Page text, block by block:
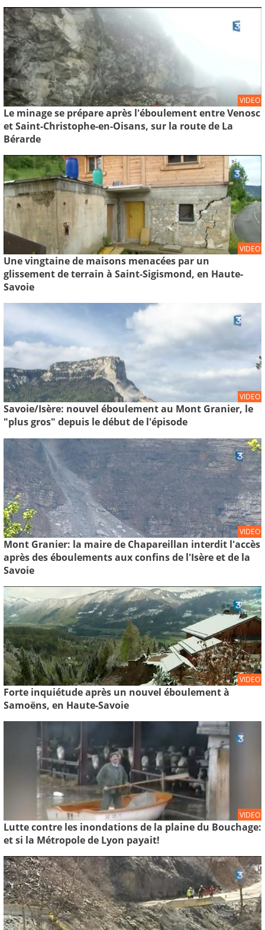
VIDEO
Le minage se prépare après l'éboulement entre Venosc
et Saint-Christophe-en-Oisans, sur la route de La
Bérarde
VIDEO
Une vingtaine de maisons menacées par un
glissement de terrain à Saint-Sigismond, en Haute-
Savoie
VIDEO
Savoie/Isère: nouvel éboulement au Mont Granier, le
"plus gros" depuis le début de l'épisode
VIDEO
Mont Granier: la maire de Chapareillan interdit l'accès
après des éboulements aux confins de l'Isère et de la
Savoie
VIDEO
Forte inquiétude après un nouvel éboulement à
Samoëns, en Haute-Savoie
VIDEO
Lutte contre les inondations de la plaine du Bouchage:
et si la Métropole de Lyon payait!